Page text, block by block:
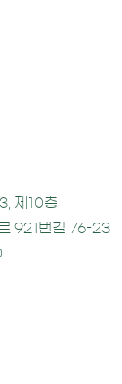
제10층
921번길 76-23